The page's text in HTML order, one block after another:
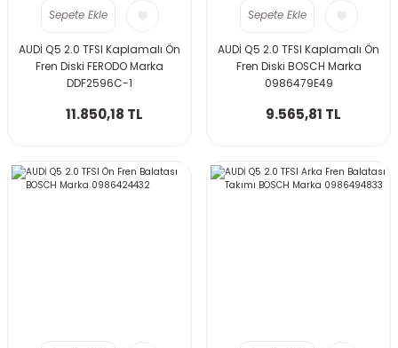
Sepete Ekle
AUDİ Q5 2.0 TFSI Kaplamalı Ön
Fren Diski FERODO Marka
DDF2596C-1
11.850,18 TL
Sepete Ekle
AUDİ Q5 2.0 TFSI Kaplamalı Ön
Fren Diski BOSCH Marka
0986479E49
9.565,81 TL